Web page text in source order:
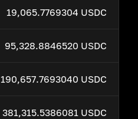
19,065.7769304 USDC
95,328.8846520 USDC
190,657.7693040 USDC
381,315.5386081 USDC